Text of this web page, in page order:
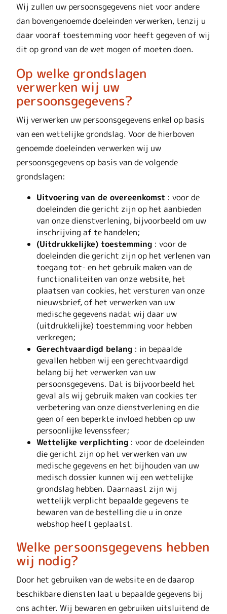
Wij zullen uw persoonsgegevens niet voor andere
dan bovengenoemde doeleinden verwerken, tenzij u
daar vooraf toestemming voor heeft gegeven of wij
dit op grond van de wet mogen of moeten doen.
Op welke grondslagen
verwerken wij uw
persoonsgegevens?
Wij verwerken uw persoonsgegevens enkel op basis
van een wettelijke grondslag. Voor de hierboven
genoemde doeleinden verwerken wij uw
persoonsgegevens op basis van de volgende
grondslagen:
Uitvoering van de overeenkomst : voor de
doeleinden die gericht zijn op het aanbieden
van onze dienstverlening, bijvoorbeeld om uw
inschrijving af te handelen;
(Uitdrukkelijke) toestemming : voor de
doeleinden die gericht zijn op het verlenen van
toegang tot- en het gebruik maken van de
functionaliteiten van onze website, het
plaatsen van cookies, het versturen van onze
nieuwsbrief, of het verwerken van uw
medische gegevens nadat wij daar uw
(uitdrukkelijke) toestemming voor hebben
verkregen;
Gerechtvaardigd belang : in bepaalde
gevallen hebben wij een gerechtvaardigd
belang bij het verwerken van uw
persoonsgegevens. Dat is bijvoorbeeld het
geval als wij gebruik maken van cookies ter
verbetering van onze dienstverlening en die
geen of een beperkte invloed hebben op uw
persoonlijke levenssfeer;
Wettelijke verplichting : voor de doeleinden
die gericht zijn op het verwerken van uw
medische gegevens en het bijhouden van uw
medisch dossier kunnen wij een wettelijke
grondslag hebben. Daarnaast zijn wij
wettelijk verplicht bepaalde gegevens te
bewaren van de bestelling die u in onze
webshop heeft geplaatst.
Welke persoonsgegevens hebben
wij nodig?
Door het gebruiken van de website en de daarop
beschikbare diensten laat u bepaalde gegevens bij
ons achter. Wij bewaren en gebruiken uitsluitend de